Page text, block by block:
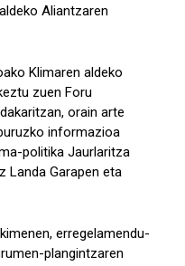
Aliantzaren
Klimaren aldeko
zuen Foru
orain arte
informazioa
politika Jaurlaritza
Landa Garapen eta
erregelamendu-
plangintzaren